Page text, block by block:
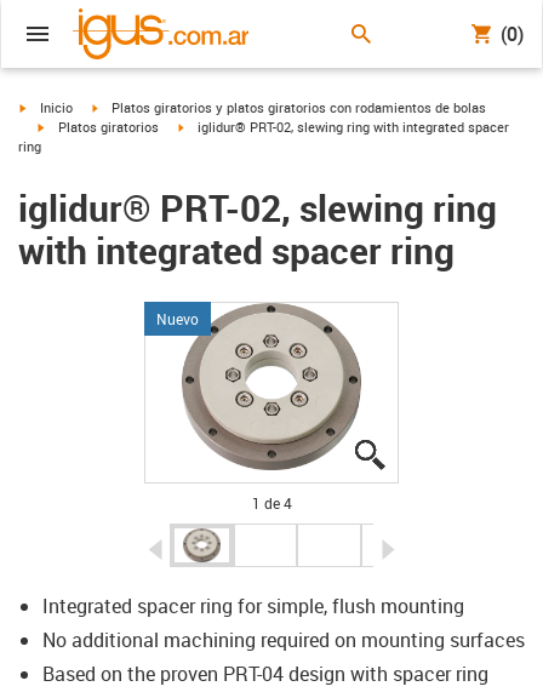
(0)
igus-icon-arrow-right
Inicio igus-icon-arrow-right
Platos giratorios y platos giratorios con rodamientos de bolas
igus-icon-arrow-right
Platos giratorios igus-icon-arrow-right
iglidur® PRT-02, slewing ring with integrated spacer
ring
iglidur® PRT-02, slewing ring
with integrated spacer ring
Nuevo
1 de 4
igus-icon-arrow-left
Integrated spacer ring for simple, flush mounting
No additional machining required on mounting surfaces
Based on the proven PRT-04 design with spacer ring